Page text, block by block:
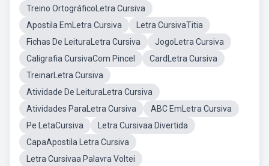
Treino OrtográficoLetra Cursiva
Apostila EmLetra Cursiva
Letra CursivaTitia
Fichas De LeituraLetra Cursiva
JogoLetra Cursiva
Caligrafia CursivaCom Pincel
CardLetra Cursiva
TreinarLetra Cursiva
Atividade De LeituraLetra Cursiva
Atividades ParaLetra Cursiva
ABC EmLetra Cursiva
Pe LetaCursiva
Letra Cursivaa Divertida
CapaApostila Letra Cursiva
Letra Cursivaa Palavra Voltei